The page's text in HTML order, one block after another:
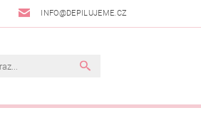
INFO@DEPILUJEME.CZ